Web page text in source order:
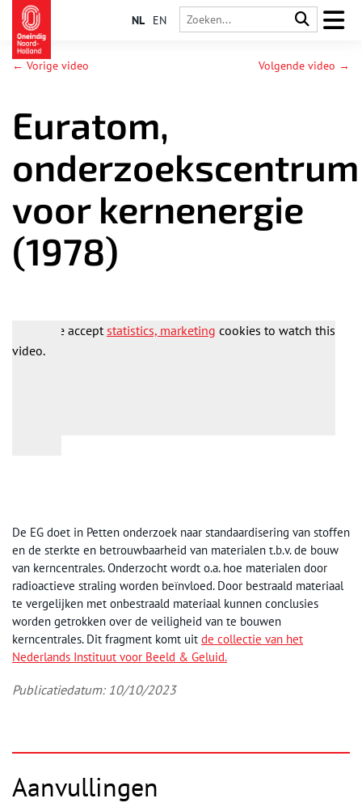
NL EN
← Vorige video Volgende video →
Euratom,
onderzoekscentrum
voor kernenergie
(1978)
Please acceptstatistics, marketing cookies to watch this
video.
De EG doet in Petten onderzoek naar standaardisering van stoffen
en de sterkte en betrouwbaarheid van materialen t.b.v. de bouw
van kerncentrales. Onderzocht wordt o.a. hoe materialen door
radioactieve straling worden beïnvloed. Door bestraald materiaal
te vergelijken met onbestraald materiaal kunnen conclusies
worden getrokken over de veiligheid van te bouwen
kerncentrales. Dit fragment komt uit de collectie van het
Nederlands Instituut voor Beeld & Geluid.
Publicatiedatum: 10/10/2023
Aanvullingen